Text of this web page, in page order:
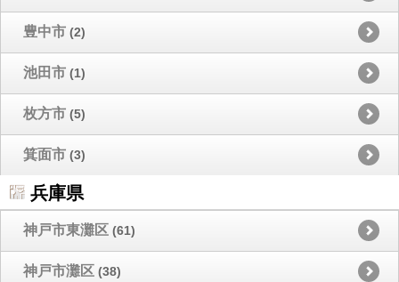
豊中市 (2)
池田市 (1)
枚方市 (5)
箕面市 (3)
兵庫県
神戸市東灘区 (61)
神戸市灘区 (38)